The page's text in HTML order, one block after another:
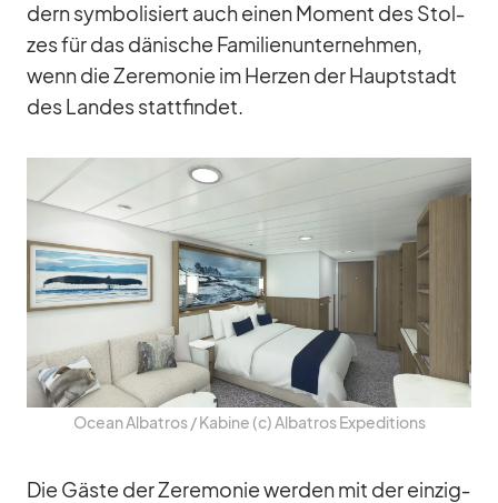
dern sym­bo­li­siert auch ei­nen Mo­ment des Stol­
zes für das dä­ni­sche Fa­mi­li­en­un­ter­neh­men,
wenn die Ze­re­mo­nie im Her­zen der Haupt­stadt
des Lan­des statt­fin­det.
Ocean Al­ba­tros /​ Ka­bine (c) Al­ba­tros Ex­pe­di­ti­ons
Die Gäste der Ze­re­mo­nie wer­den mit der ein­zig­